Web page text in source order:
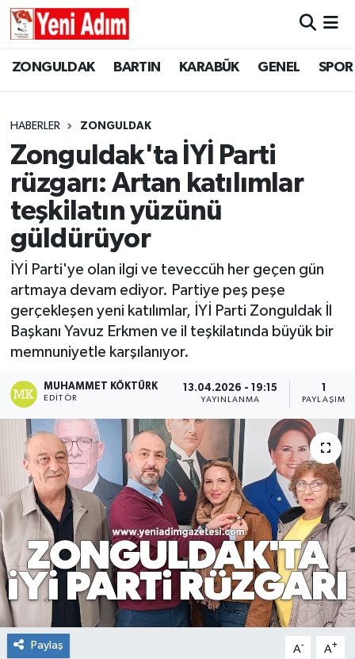
ZONGULDAK BARTIN KARABÜK GENEL SPOR
HABERLER ZONGULDAK
Zonguldak'ta İYİ Parti
rüzgarı: Artan katılımlar
teşkilatın yüzünü
güldürüyor
İYİ Parti'ye olan ilgi ve teveccüh her geçen gün
artmaya devam ediyor. Partiye peş peşe
gerçekleşen yeni katılımlar, İYİ Parti Zonguldak İl
Başkanı Yavuz Erkmen ve il teşkilatında büyük bir
memnuniyetle karşılanıyor.
MUHAMMET KÖKTÜRK
EDITÖR
13.04.2026 - 19:15
YAYINLANMA PAYLAŞIM
Paylaş A- A+
ZONGULDAK
GÜNCEL
SİYASET
RESMİ İLAN
ZONGULDAK
GENEL
SPOR
SİYASET
SAĞLIK
GÜNCEL
RESMİ İLAN
Künye
Zonguldak Hava Durumu
Süper Lig Puan Durumu ve Fikstür
Tüm Manşetler
Son Dakika Haberleri
Haber Arşivi